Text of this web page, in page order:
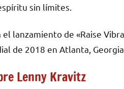
sin límites.
el lanzamiento de «Raise
de 2018 en Atlanta,
Lenny Kravitz